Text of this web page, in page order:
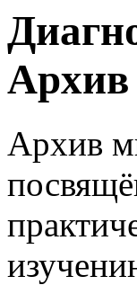
Архив
Архив